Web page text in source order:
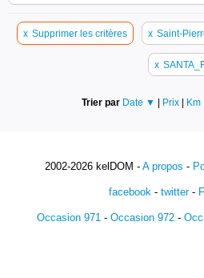
x Supprimer les critères x Saint-
x
Trier par Date ▼ | Prix | Km
2002-2026 kelDOM - A propos -
facebook- twitter-
Occasion 971 - Occasion 972 -